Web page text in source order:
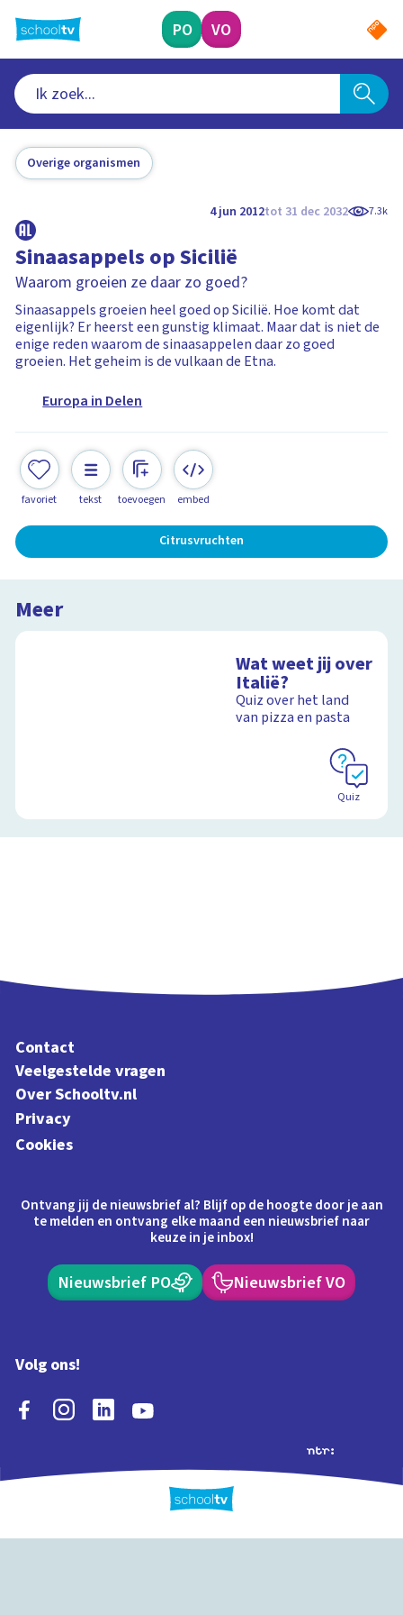
naar
hoofdinhoud
PO VO
Overige organismen
4 jun 2012tot 31 dec 2032 7.3k
Sinaasappels op Sicilië
Waarom groeien ze daar zo goed?
Sinaasappels groeien heel goed op Sicilië. Hoe komt dat
eigenlijk? Er heerst een gunstig klimaat. Maar dat is niet de
enige reden waarom de sinaasappelen daar zo goed
groeien. Het geheim is de vulkaan de Etna.
Europa in Delen
favoriet tekst toevoegen embed
Citrusvruchten
Meer
Wat weet jij over
Italië?
Quiz over het land
van pizza en pasta
Quiz
Contact
Veelgestelde vragen
Over Schooltv.nl
Privacy
Cookies
Ontvang jij de nieuwsbrief al? Blijf op de hoogte door je aan
te melden en ontvang elke maand een nieuwsbrief naar
keuze in je inbox!
Nieuwsbrief PO Nieuwsbrief VO
Volg ons!